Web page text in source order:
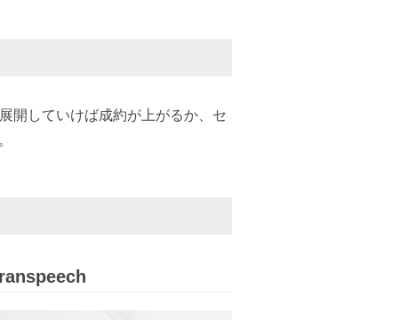
開していけば成約が上がるか、セ